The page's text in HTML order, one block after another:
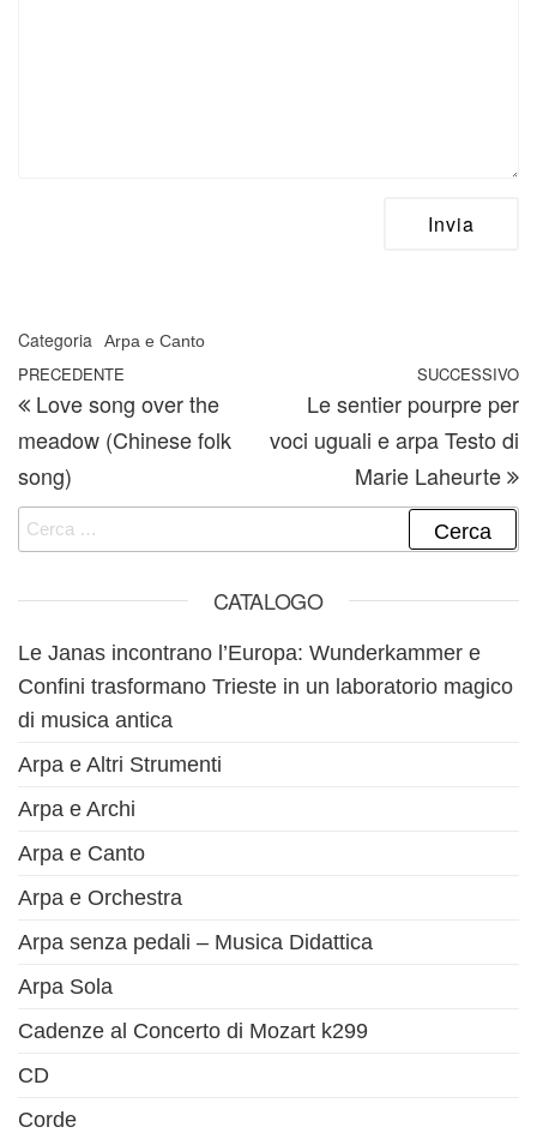
Categoria Arpa e Canto
Navigazione articoli
Articolo precedente
PRECEDENTE
Love song over the
meadow (Chinese folk
song)
SUCCESSIVO
Le sentier pourpre per
voci uguali e arpa Testo di
Marie Laheurte
Ricerca per:
CATALOGO
Le Janas incontrano l’Europa: Wunderkammer e
Confini trasformano Trieste in un laboratorio magico
di musica antica
Arpa e Altri Strumenti
Arpa e Archi
Arpa e Canto
Arpa e Orchestra
Arpa senza pedali – Musica Didattica
Arpa Sola
Cadenze al Concerto di Mozart k299
CD
Corde